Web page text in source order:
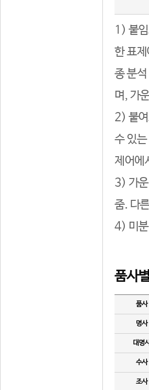
1) 붙
한 표
종 분
며, 가
2) 붙
수 있
제어에
3) 가
줌. 다
4) 미분
품사
품사
명사
대명
수사
조사